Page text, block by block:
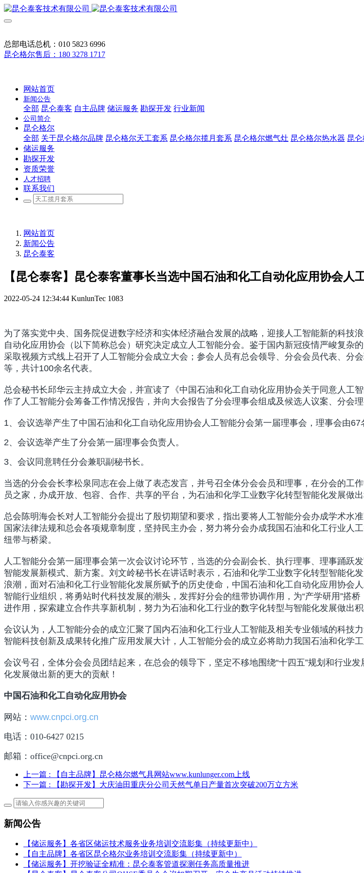
总部电话总机：010 5823 6996
昆仑格尔售后：180 3278 1717
网站首页
新闻公告
全部 昆仑泰客 自主品牌 储运服务 勘探开发 行业新闻
公司简介
昆仑格尔
全部 关于昆仑格尔品牌 昆仑格尔天工套系 昆仑格尔揽月套系 昆仑格尔燃气灶 昆仑格尔热水器 昆
储运服务
勘探开发
资质荣誉
人才招聘
联系我们
网站首页
新闻公告
昆仑泰客
【昆仑泰客】昆仑泰客董事长当选中国石油和化工自动化应用协会人
2022-05-24 12:34:44 KunlunTec 1083
为了落实党中央、国务院促进数字经济和实体经济融合发展的战略，迎接人工智能新的科技
自动化应用协会（以下简称总会）研究决定成立人工智能分会。鉴于国内新冠疫情严峻复杂
采取视频方式线上召开了人工智能分会成立大会；参会人员有总会领导、分会会员代表、分
等，共计100余名代表。
总会秘书长邱华云主持成立大会，并宣读了《中国石油和化工自动化应用协会关于同意人工
作了人工智能分会筹备工作情况报告，并向大会报告了分会理事会组成及候选人议案、分会
1、会议选举产生了中国石油和化工自动化应用协会人工智能分会第一届理事会，理事会由67
2、会议选举产生了分会第一届理事会负责人。
3、会议同意聘任分会兼职副秘书长。
当选的分会会长李松泉同志在会上做了表态发言，并号召全体分会会员和理事，在分会的工
员之家，办成开放、包容、合作、共享的平台，为石油和化学工业数字化转型智能化发展做出
总会陈明海会长对人工智能分会提出了殷切期望和要求，指出要将人工智能分会办成学术水
国家法律法规和总会各项规章制度，坚持民主办会，努力将分会办成我国石油和化工行业人
纽带与桥梁。
人工智能分会第一届理事会第一次会议讨论环节，当选的分会副会长、执行理事、理事踊跃
智能发展新模式、新方案。刘文岭秘书长在讲话时表示，石油和化学工业数字化转型智能化
浪潮，面对石油和化工行业智能化发展所赋予的历史使命，中国石油和化工自动化应用协会
智能行业组织，将勇站时代科技发展的潮头，发挥好分会的纽带协调作用，为“产学研用”搭
进作用，探索建立合作共享新机制，努力为石油和化工行业的数字化转型与智能化发展做出积
会议认为，人工智能分会的成立汇聚了国内石油和化工行业人工智能及相关专业领域的科技
智能科技创新及成果转化推广应用发展大计，人工智能分会的成立必将助力我国石油和化学
会议号召，全体分会会员团结起来，在总会的领导下，坚定不移地围绕“十四五”规划和行业
化发展做出新的更大的贡献！
中国石油和化工自动化应用协会
网站： www.cnpci.org.cn
电话：010-6427 0215
邮箱：office@cnpci.org.cn
上一篇 : 【自主品牌】昆仑格尔燃气具网站www.kunlunger.com上线
下一篇 : 【勘探开发】大庆油田重庆分公司天然气单日产量首次突破200万立方米
新闻公告
【储运服务】各省区储运技术服务业务培训交流影集（持续更新中）
【自主品牌】各省区昆仑格尔业务培训交流影集（持续更新中）
【储运服务】开挖验证全精准：昆仑泰客管道探测任务高质量推进